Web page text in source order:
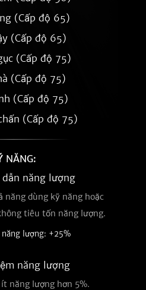
(Cấp độ 65)
(Cấp độ 65)
(Cấp độ 75)
(Cấp độ 75)
(Cấp độ 75)
(Cấp độ 75)
NĂNG:
dẫn năng lượng
năng dùng kỹ năng hoặc
tiêu tốn năng lượng.
năng lượng: +25%
năng lượng
năng lượng hơn 5%.